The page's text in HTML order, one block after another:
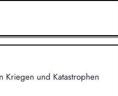
Kriegen und Katastrophen